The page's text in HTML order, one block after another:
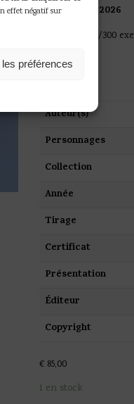
effet négatif sur
les préférences
5363 – Pixi – 2026
Tirage limité /300
Etat neuf
Auteur(s)
Personnages
Collection
Année
Tirage
Certificat
Présentation
Éditeur
Copyright
€85,00
1 en stock